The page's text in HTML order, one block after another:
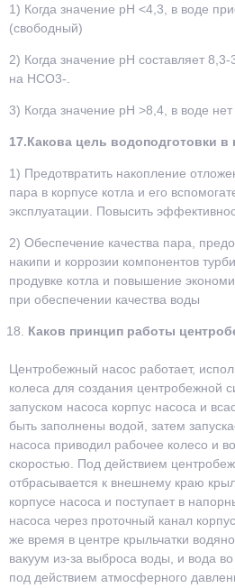
1) Когда значение pH <4,3, в воде
(свободный)
2) Когда значение pH составляет
на HCO3-.
3) Когда значение pH >8,4, в воде нет
17.Какова цель водоподготовки в
1) Предотвратить накопление
пара в корпусе котла и его
эксплуатации. Повысить
2) Обеспечение качества пара,
накипи и коррозии компонентов
продувке котла и повышение
при обеспечении качества воды
Каков принцип работы
Центробежный насос работает,
колеса для создания центробежной
запуском насоса корпус насоса и
быть заполнены водой, затем
насоса приводил рабочее колесо и
скоростью. Под действием
отбрасывается к внешнему краю
корпусе насоса и поступает в
насоса через проточный канал
же время в центре крыльчатки
вакуум из-за выброса воды, и вода
под действием атмосферного